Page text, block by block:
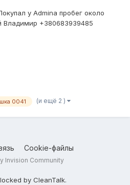
у Admina пробег около
Владимир +380683939485
0041 (и ещё 2 )
Cookie-файлы
Invision Community
by CleanTalk.